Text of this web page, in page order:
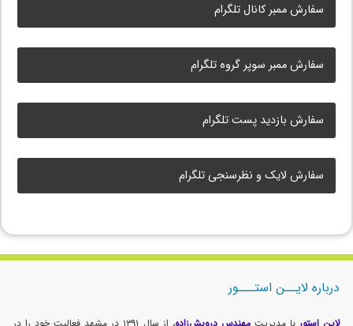
سفارش ممبر کانال تلگرام
سفارش ممبر سوپر گروه تلگرام
سفارش بازدید پست تلگرام
سفارش لایک و نظرسنجی تلگرام